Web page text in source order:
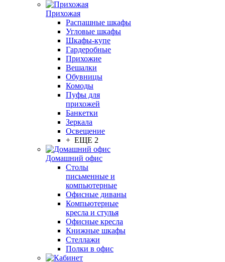
Прихожая
Распашные шкафы
Угловые шкафы
Шкафы-купе
Гардеробные
Прихожие
Вешалки
Обувницы
Комоды
Пуфы для
прихожей
Банкетки
Зеркала
Освещение
+ ЕЩЕ 2
Домашний офис
Столы
письменные и
компьютерные
Офисные диваны
Компьютерные
кресла и стулья
Офисные кресла
Книжные шкафы
Стеллажи
Полки в офис